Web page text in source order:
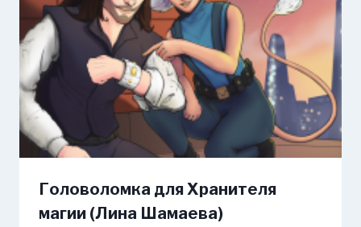
Головоломка для Хранителя
магии (Лина Шамаева)